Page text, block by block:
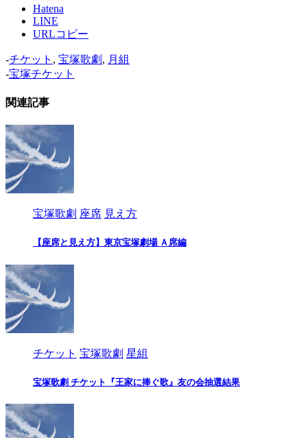
Hatena
LINE
URLコピー
-チケット , 宝塚歌劇 , 月組
-宝塚チケット
関連記事
宝塚歌劇 座席 見え方
【座席と見え方】東京宝塚劇場 Ａ席編
チケット 宝塚歌劇 星組
宝塚歌劇 チケット『王家に捧ぐ歌』友の会抽選結果